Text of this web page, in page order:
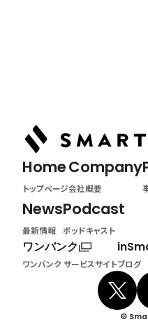
Home
トップページ
Company
会社概要
News
最新情報
Podcast
ポッドキャスト
ワンバンク
ワンバンク サービスサイトブログ
©